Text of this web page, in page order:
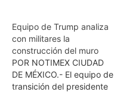
Equipo de Trump analiza
con militares la
construcción del muro
POR NOTIMEX CIUDAD
DE MÉXICO.- El equipo de
transición del presidente